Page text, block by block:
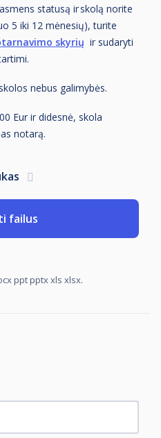
statusą ir skolą norite
5 iki 12 mėnesių), turite
skyrių ir sudaryti
nebus galimybės.
Eur ir didesnė, skola
notarą.
failus
ppt pptx xls xlsx.